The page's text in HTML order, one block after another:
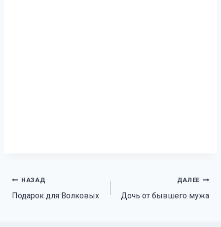
Навигация
по
НАЗАД
Подарок для Волковых
ДАЛЕЕ
Дочь от бывшего мужа